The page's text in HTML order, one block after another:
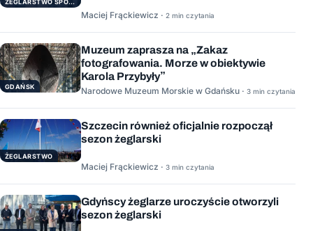
ŻEGLARSTWO SPORTOWE
Maciej Frąckiewicz · 2 min czytania
GDAŃSK
Muzeum zaprasza na „Zakaz
fotografowania. Morze w obiektywie
Karola Przybyły”
Narodowe Muzeum Morskie w Gdańsku · 3 min czytania
ŻEGLARSTWO
Szczecin również oficjalnie rozpoczął
sezon żeglarski
Maciej Frąckiewicz · 3 min czytania
Gdyńscy żeglarze uroczyście otworzyli
sezon żeglarski